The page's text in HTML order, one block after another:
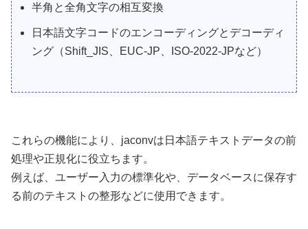
半角と全角文字の相互変換
日本語文字コードのエンコーディングとデコーディ
ング（Shift_JIS、EUC-JP、ISO-2022-JPなど）
これらの機能により、jaconvは日本語テキストデータの前
処理や正規化に役立ちます。
例えば、ユーザー入力の標準化や、データベースに保存す
る前のテキストの整形などに使用できます。